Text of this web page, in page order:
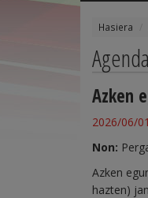
Hasiera
Agenda
Azken
2026/06/01
Non:
Azken
hazten)